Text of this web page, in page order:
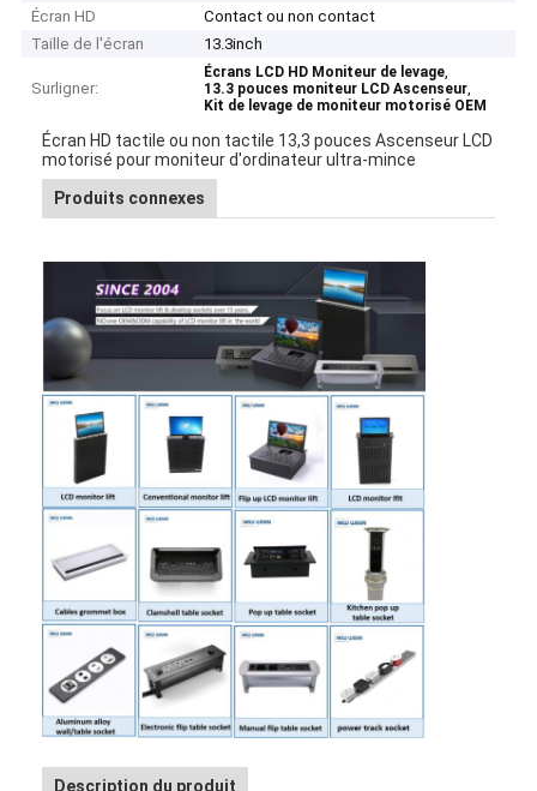
Écran HD
Contact ou non contact
Taille de l'écran
13.3inch
Surligner:
Écrans LCD HD Moniteur de levage,
13.3 pouces moniteur LCD Ascenseur,
Kit de levage de moniteur motorisé OEM
Écran HD tactile ou non tactile 13,3 pouces Ascenseur LCD
motorisé pour moniteur d'ordinateur ultra-mince
Produits connexes
Description du produit